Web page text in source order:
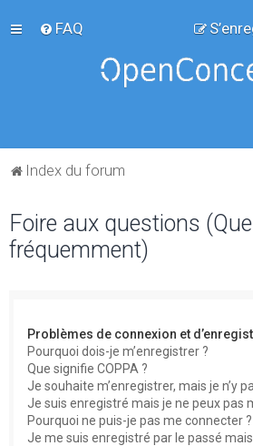
FAQ
Index du forum
Foire aux questions
fréquemment)
Problèmes de connexion et
Pourquoi dois-je m’enregistrer ?
Que signifie COPPA ?
Je souhaite m’enregistrer, mais je n’y
Je suis enregistré mais je ne peux pas
Pourquoi ne puis-je pas me connecter ?
Je me suis enregistré par le passé